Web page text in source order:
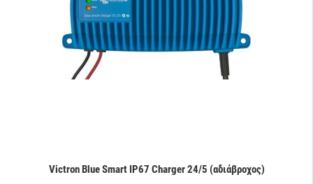
Victron Blue Smart IP67 Charger 24/5 (αδιάβροχος)